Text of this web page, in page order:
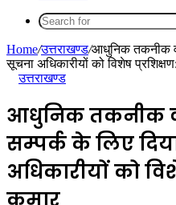
Home/उत्तराखण्ड/आधुनिक तकनीक व
सूचना अधिकारीयों को विशेष
उत्तराखण्ड
आधुनिक तकनीक
सम्पर्क के लिए
अधिकारीयों को